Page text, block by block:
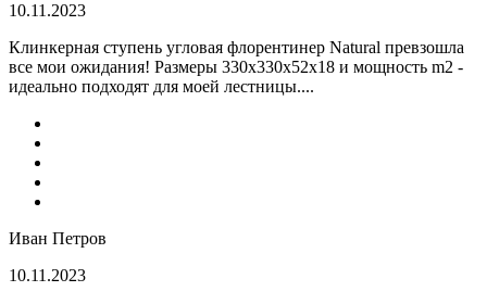
10.11.2023
Клинкерная ступень угловая флорентинер Natural превзошла
все мои ожидания! Размеры 330х330х52х18 и мощность m2 -
идеально подходят для моей лестницы....
Иван Петров
10.11.2023